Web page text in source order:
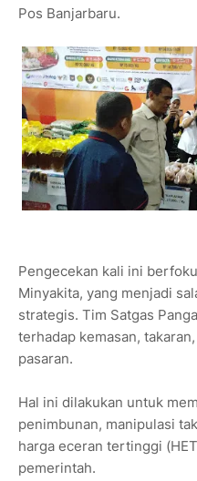
Pos Banjarbaru.
Pengecekan kali ini
Minyakita, yang menjadi
strategis. Tim Satgas
terhadap kemasan,
pasaran.
Hal ini dilakukan untuk
penimbunan, manipulasi
harga eceran tertinggi
pemerintah.